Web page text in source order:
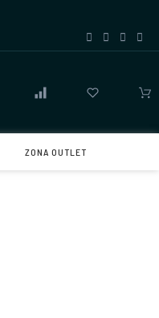
ZONA OUTLET